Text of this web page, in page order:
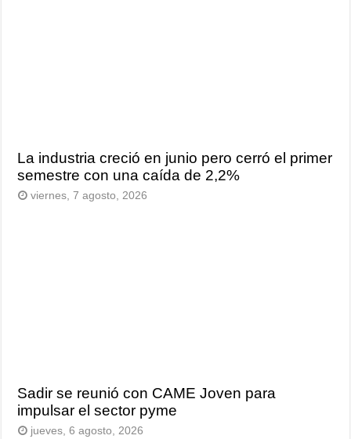
La industria creció en junio pero cerró el primer
semestre con una caída de 2,2%
viernes, 7 agosto, 2026
Sadir se reunió con CAME Joven para
impulsar el sector pyme
jueves, 6 agosto, 2026